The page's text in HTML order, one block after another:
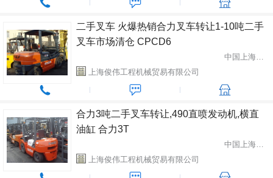
二手叉车 火爆热销合力叉车转让1-10吨二手
叉车市场清仓 CPCD6
中国上海市闵行区
上海俊伟工程机械贸易有限公司
合力3吨二手叉车转让,490直喷发动机,横直
油缸 合力3T
中国上海市闵行区
上海俊伟工程机械贸易有限公司